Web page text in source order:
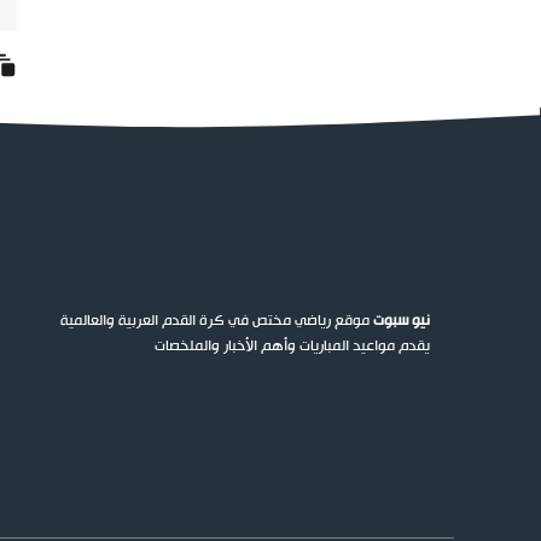
نيو سبوتموقع رياضي مختص في كرة القدم العربية والعالمية
يقدم مواعيد المباريات وأهم الأخبار والملخصات